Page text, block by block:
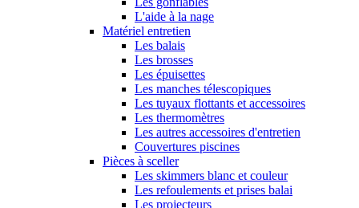
L'aide à la nage
Matériel entretien
Les balais
Les brosses
Les épuisettes
Les manches télescopiques
Les tuyaux flottants et accessoires
Les thermomètres
Les autres accessoires d'entretien
Couvertures piscines
Pièces à sceller
Les skimmers blanc et couleur
Les refoulements et prises balai
Les projecteurs